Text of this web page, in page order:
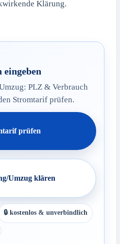
Klärung.
PLZ & Verbrauch
Stromtarif prüfen.
prüfen
Umzug klären
🔒 kostenlos & unverbindlich